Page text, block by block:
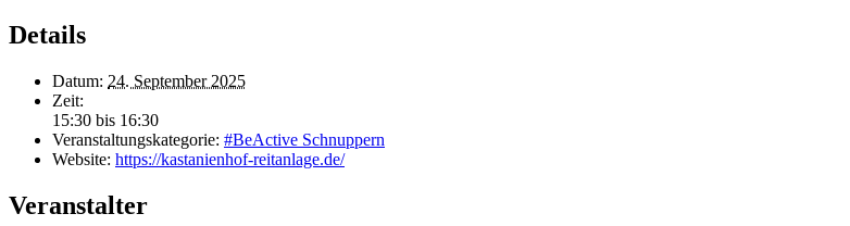
Details
Datum: 24. September 2025
Zeit:
15:30 bis 16:30
Veranstaltungskategorie: #BeActive Schnuppern
Website: https://kastanienhof-reitanlage.de/
Veranstalter